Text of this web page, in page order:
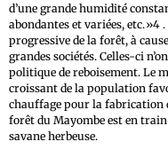
d’une grande humidité
abondantes et variées, etc.»4
progressive de la forêt, à
grandes sociétés. Celles-ci
politique de reboisement. Le
croissant de la population
chauffage pour la fabrication
forêt du Mayombe est en
savane herbeuse.